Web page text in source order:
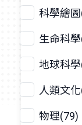
科學繪
生命科
地球科
人類文
物理(79)